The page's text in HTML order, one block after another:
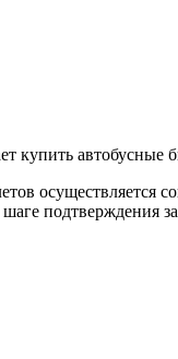
купить автобусные
осуществляется
подтверждения